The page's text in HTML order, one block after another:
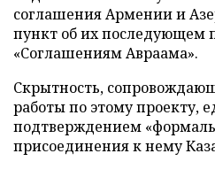
соглашения Армении и
пункт об их последующем
«Соглашениям Авраама».
Скрытность,
работы по этому проекту,
подтверждением
присоединения к нему